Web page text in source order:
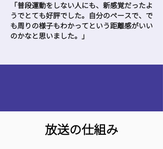
「普段運動をしない人にも、新感覚だったよ
うでとても好評でした。自分のペースで、で
も周りの様子もわかってという距離感がいい
のかなと思いました。」
​放送の仕組み